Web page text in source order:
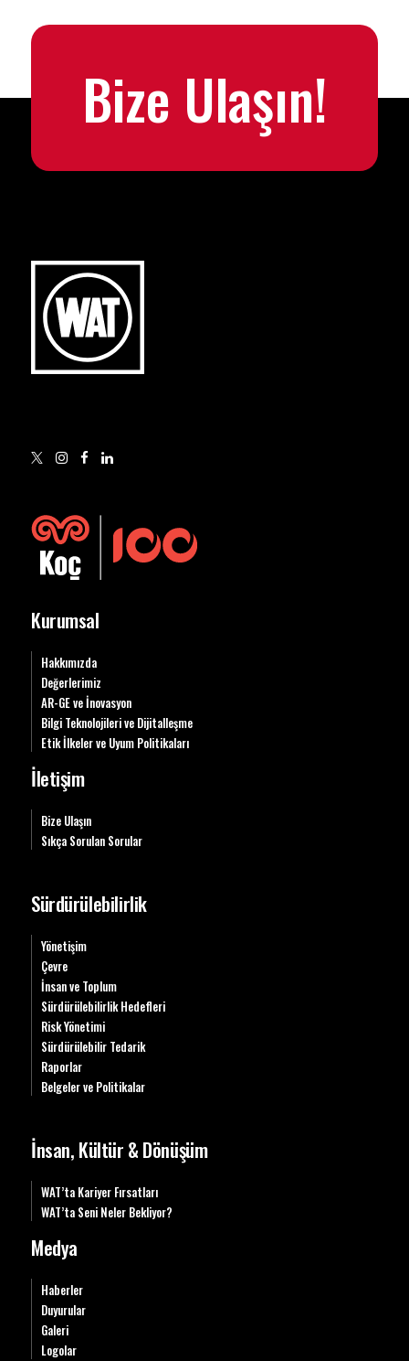
Bize Ulaşın!
Kurumsal
Hakkımızda
Değerlerimiz
AR-GE ve İnovasyon
Bilgi Teknolojileri ve Dijitalleşme
Etik İlkeler ve Uyum Politikaları
İletişim
Bize Ulaşın
Sıkça Sorulan Sorular
Sürdürülebilirlik
Yönetişim
Çevre
İnsan ve Toplum
Sürdürülebilirlik Hedefleri
Risk Yönetimi
Sürdürülebilir Tedarik
Raporlar
Belgeler ve Politikalar
İnsan, Kültür & Dönüşüm
WAT’ta Kariyer Fırsatları
WAT’ta Seni Neler Bekliyor?
Medya
Haberler
Duyurular
Galeri
Logolar